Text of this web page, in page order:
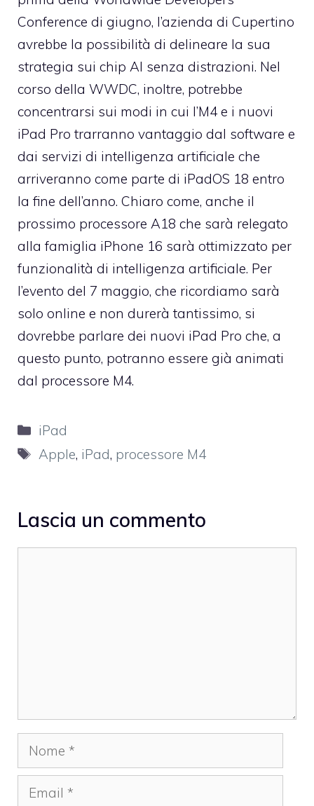
Conference di giugno, l’azienda di Cupertino
avrebbe la possibilità di delineare la sua
strategia sui chip AI senza distrazioni. Nel
corso della WWDC, inoltre, potrebbe
concentrarsi sui modi in cui l’M4 e i nuovi
iPad Pro trarranno vantaggio dal software e
dai servizi di intelligenza artificiale che
arriveranno come parte di iPadOS 18 entro
la fine dell’anno. Chiaro come, anche il
prossimo processore A18 che sarà relegato
alla famiglia iPhone 16 sarà ottimizzato per
funzionalità di intelligenza artificiale. Per
l’evento del 7 maggio, che ricordiamo sarà
solo online e non durerà tantissimo, si
dovrebbe parlare dei nuovi iPad Pro che, a
questo punto, potranno essere già animati
dal processore M4.
Categorie
iPad
Tag
Apple, iPad, processore M4
Lascia un commento
Nome
Email